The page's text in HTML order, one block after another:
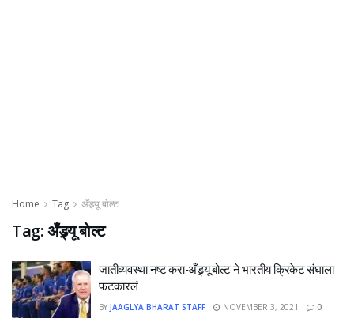
Home Tag अँड्र्यू बोल्ट
Tag:अँड्र्यू बोल्ट
जातीव्यवस्था नष्ट करा-अँड्र्यू बोल्ट ने भारतीय क्रिकेट संघाला
फटकारलं
BY JAAGLYA BHARAT STAFF NOVEMBER 3, 2021 0